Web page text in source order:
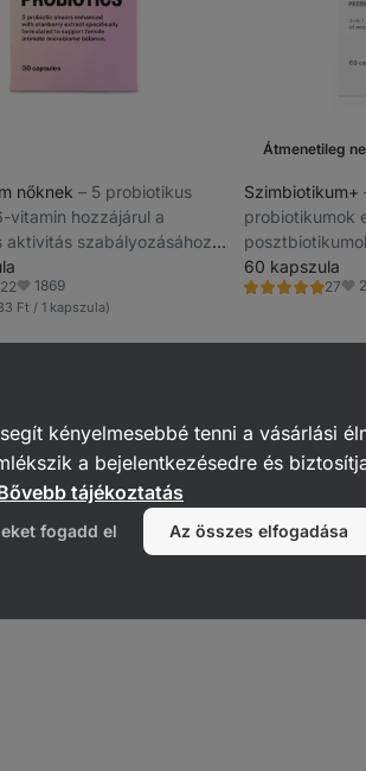
nőknek ⁠–⁠ 5 probiotikus
vitamin hozzájárul a
aktivitás szabályozásához,
hozzájárul a húgyúti
működéséhez
22Kedvencek
1869
Ft / 1 kapszula)
Átmenetileg
Szimbiotikum+
probiotikumok
probiotikus
60 kapszula
27
Értékelés
a bél egészségéért
amelyek természetes módon
A legismertebb probiotikus kultúrák a
, amelyek pozitívan befolyásolják
kényelmesebbé tenni a vásárlási
a bejelentkezésedre és
tájékoztatás
fogadd el Az összes elfogadása